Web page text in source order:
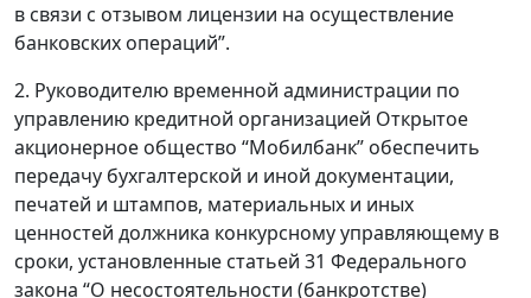
в связи с отзывом лицензии на осуществление
банковских операций”.
2. Руководителю временной администрации по
управлению кредитной организацией Открытое
акционерное общество “Мобилбанк” обеспечить
передачу бухгалтерской и иной документации,
печатей и штампов, материальных и иных
ценностей должника конкурсному управляющему в
сроки, установленные статьей 31 Федерального
закона “О несостоятельности (банкротстве)